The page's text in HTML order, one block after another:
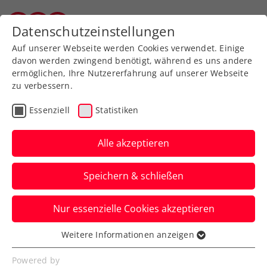
Zurück zur Newsübersicht
Turniere
Generali Open Kitzbühel:
Wenn auch die Skistars
zum Schläger greifen
Marco Schwarz, Adrian Pertl und Linus
Straßer geigten mit Dominic Thiem und
Yannick Hanfmann auf.
Verfasst von: Presseaussendung / Redaktion, 01.08.2023
Datenschutzeinstellungen
Auf unserer Webseite werden Cookies verwendet. Einige
davon werden zwingend benötigt, während es uns andere
ermöglichen, Ihre Nutzererfahrung auf unserer Webseite
zu verbessern.
Essenziell Statistiken
Alle akzeptieren
Speichern & schließen
Nur essenzielle Cookies akzeptieren
Essenziell
Essenzielle Cookies werden für grundlegende
Weitere Informationen anzeigen
Powered by